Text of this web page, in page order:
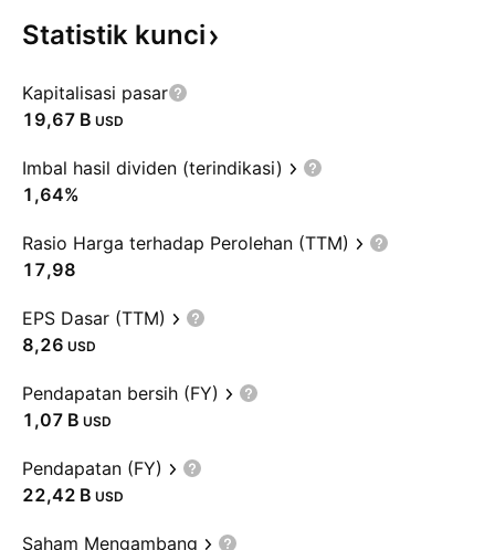
Statistik kunci
Kapitalisasi pasar
‪19,67 B‬ USD
Imbal hasil dividen (terindikasi)
1,64%
Rasio Harga terhadap Perolehan (TTM)
17,98
EPS Dasar (TTM)
8,26 USD
Pendapatan bersih (FY)
‪1,07 B‬ USD
Pendapatan (FY)
‪22,42 B‬ USD
Saham Mengambang